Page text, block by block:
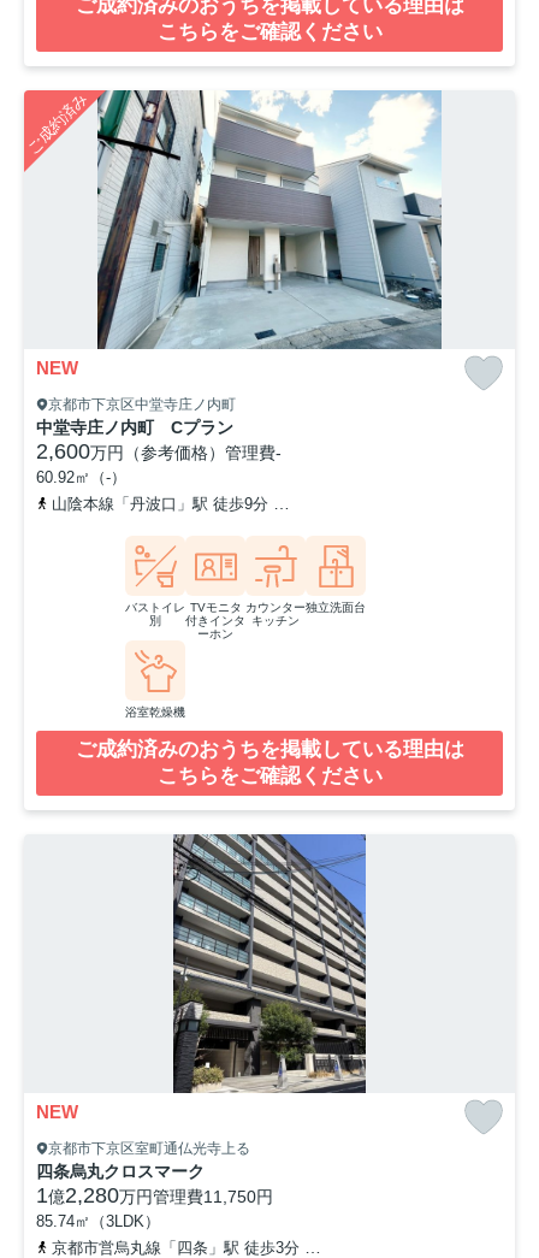
ご成約済みのおうちを掲載している理由は
こちらをご確認ください
ご成約済み
NEW
京都市下京区中堂寺庄ノ内町
中堂寺庄ノ内町 Cプラン
2,600万円（参考価格） 管理費-
60.92㎡（-）
山陰本線「丹波口」駅 徒歩9分
バストイレ
別
TVモニタ
付きインタ
ーホン
カウンター
キッチン
独立洗面台
浴室乾燥機
ご成約済みのおうちを掲載している理由は
こちらをご確認ください
NEW
京都市下京区室町通仏光寺上る
四条烏丸クロスマーク
1億2,280万円管理費11,750円
85.74㎡（3LDK）
京都市営烏丸線「四条」駅 徒歩3分